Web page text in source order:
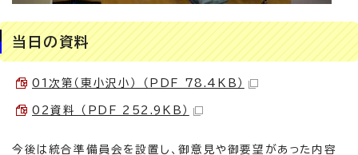
当日の資料
01次第（東小沢小） （PDF 78.4KB）
02資料 （PDF 252.9KB）
今後は統合準備員会を設置し、御意見や御要望があった内容